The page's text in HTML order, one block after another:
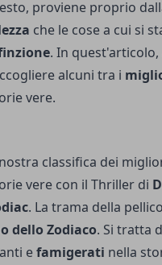
proviene proprio
che le cose a cui si
. In
alcuni tra i
vere.
classifica dei
vere con il Thriller di
. La trama della
dello Zodiaco. Si tratta
efamigerati nella